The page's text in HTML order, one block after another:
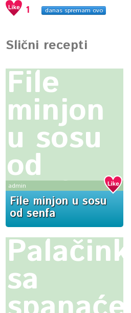
1 danas spremam ovo
Slični recepti
File
minjon
u sosu
od
senfa
admin
File minjon u sosu
od senfa
Palačinke
sa